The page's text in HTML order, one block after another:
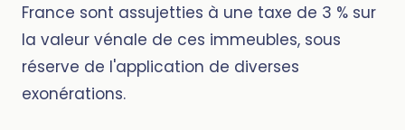
France sont assujetties à une taxe de 3 % sur
la valeur vénale de ces immeubles, sous
réserve de l'application de diverses
exonérations.